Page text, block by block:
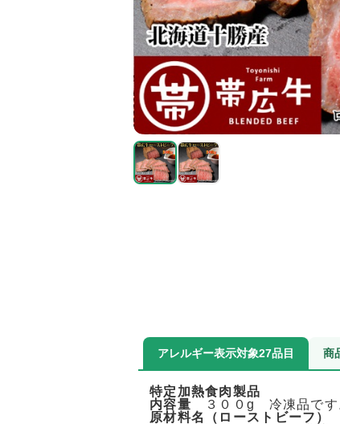
アレルギー表示対象27品目 商
特定加熱食肉製品
内容量 ３００g 冷凍品です
原材料名（ローストビーフ）